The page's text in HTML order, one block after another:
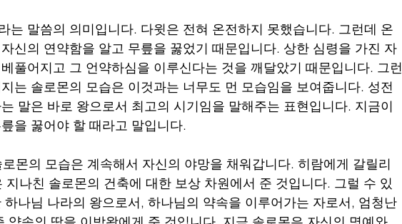
는 말씀의 의미입니다. 다윗은 전혀 온전하지 못했습니다. 그런데 온
신의 연약함을 알고 무릎을 꿇었기 때문입니다. 상한 심령을 가진 자
풀어지고 그 언약하심을 이루신다는 것을 깨달았기 때문입니다. 그런
는 솔로몬의 모습은 이것과는 너무도 먼 모습임을 보여줍니다. 성전
말은 바로 왕으로서 최고의 시기임을 말해주는 표현입니다. 지금이
을 꿇어야 할 때라고 말입니다.
몬의 모습은 계속해서 자신의 야망을 채워갑니다. 히람에게 갈릴리
지나친 솔로몬의 건축에 대한 보상 차원에서 준 것입니다. 그럴 수 있
나님 나라의 왕으로서, 하나님의 약속을 이루어가는 자로서, 엄청난